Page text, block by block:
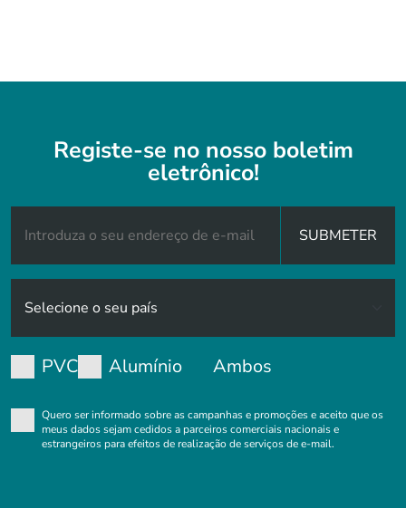
Registe-se no nosso boletim
eletrônico!
SUBMETER
PVC Alumínio Ambos
Quero ser informado sobre as campanhas e promoções e aceito que os
meus dados sejam cedidos a parceiros comerciais nacionais e
estrangeiros para efeitos de realização de serviços de e-mail.